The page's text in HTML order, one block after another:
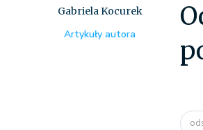
Gabriela Kocurek
Artykuły autora